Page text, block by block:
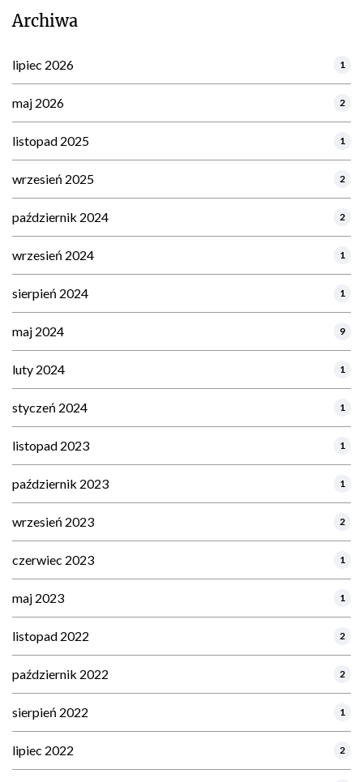
Archiwa
lipiec 2026 1
maj 2026 2
listopad 2025 1
wrzesień 2025 2
październik 2024 2
wrzesień 2024 1
sierpień 2024 1
maj 2024 9
luty 2024 1
styczeń 2024 1
listopad 2023 1
październik 2023 1
wrzesień 2023 2
czerwiec 2023 1
maj 2023 1
listopad 2022 2
październik 2022 2
sierpień 2022 1
lipiec 2022 2